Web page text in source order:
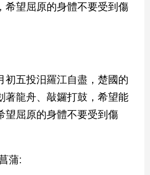
希望屈原的身體不要受到傷
初五投汨羅江自盡，楚國的
著龍舟、敲鑼打鼓，希望能
望屈原的身體不要受到傷
蒲: